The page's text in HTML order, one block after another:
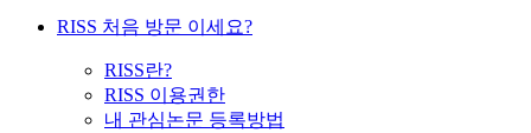
RISS 처음 방문 이세요?
RISS란?
RISS 이용권한
내 관심논문 등록방법